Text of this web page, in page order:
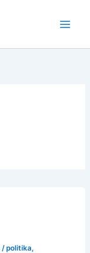
/politika,